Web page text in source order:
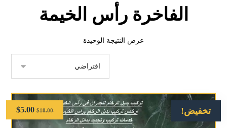
الفاخرة رأس الخيمة
عرض النتيجة الوحيدة
تخفيض! $10.00
$5.00